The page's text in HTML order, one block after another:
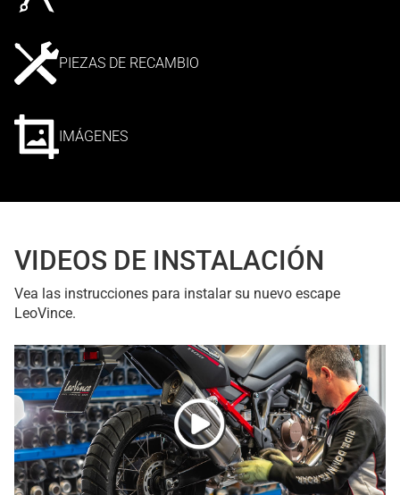
PIEZAS DE RECAMBIO
IMÁGENES
VIDEOS DE INSTALACIÓN
Vea las instrucciones para instalar su nuevo escape
LeoVince.